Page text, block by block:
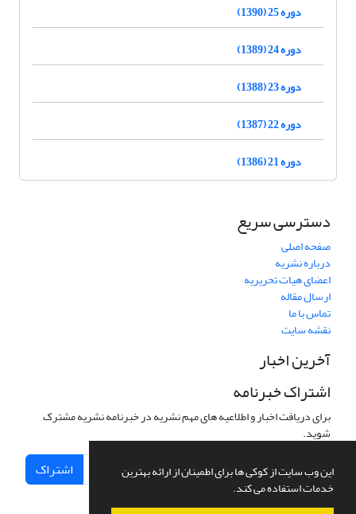
این وب سایت از کوکی ها برای اطمینان از ارائه بهترین
خدمات استفاده می کند.
دوره 25 (1390)
دوره 24 (1389)
دوره 23 (1388)
دوره 22 (1387)
دوره 21 (1386)
دسترسی سریع
صفحه اصلی
درباره نشریه
اعضای هیات تحریریه
ارسال مقاله
تماس با ما
نقشه سایت
آخرین اخبار
اشتراک خبرنامه
برای دریافت اخبار و اطلاعیه های مهم نشریه در خبرنامه نشریه مشترک
شوید.
اشتراک